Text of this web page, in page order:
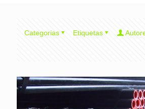
Categorias Etiquetas